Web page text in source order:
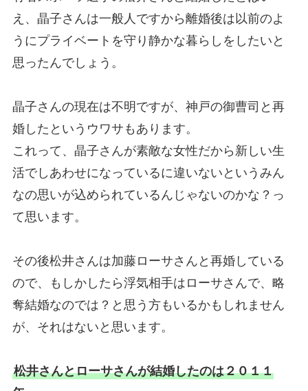
え、晶子さんは一般人ですから離婚後は以前のよ
うにプライベートを守り静かな暮らしをしたいと
思ったんでしょう。
晶子さんの現在は不明ですが、神戸の御曹司と再
婚したというウワサもあります。
これって、晶子さんが素敵な女性だから新しい生
活でしあわせになっているに違いないというみん
なの思いが込められているんじゃないのかな？っ
て思います。
その後松井さんは加藤ローサさんと再婚している
ので、もしかしたら浮気相手はローサさんで、略
奪結婚なのでは？と思う方もいるかもしれません
が、それはないと思います。
松井さんとローサさんが結婚したのは２０１１